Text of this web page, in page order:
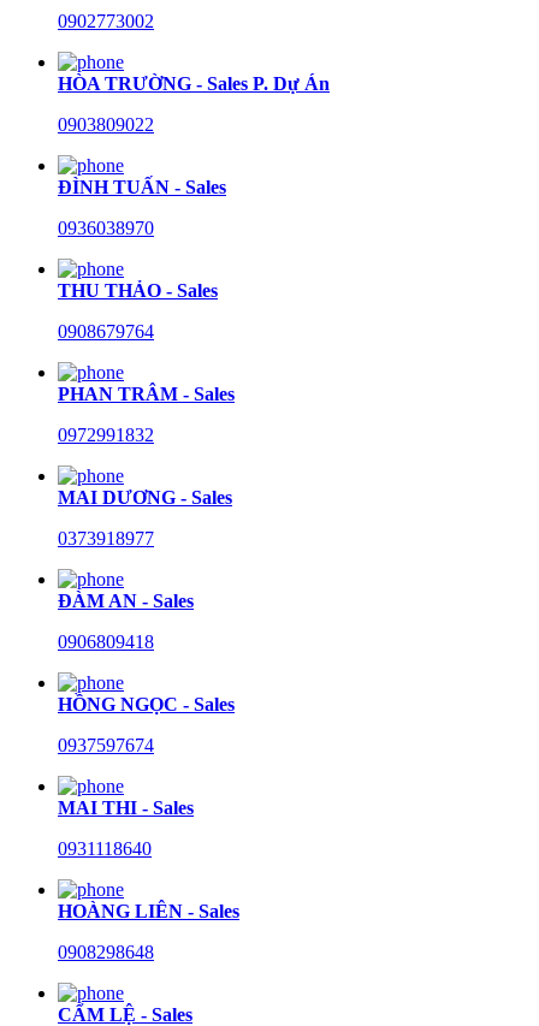
0902773002
HÒA TRƯỜNG - Sales P. Dự Án
0903809022
ĐÌNH TUẤN - Sales
0936038970
THU THẢO - Sales
0908679764
PHAN TRÂM - Sales
0972991832
MAI DƯƠNG - Sales
0373918977
ĐÀM AN - Sales
0906809418
HỒNG NGỌC - Sales
0937597674
MAI THI - Sales
0931118640
HOÀNG LIÊN - Sales
0908298648
CẨM LỆ - Sales